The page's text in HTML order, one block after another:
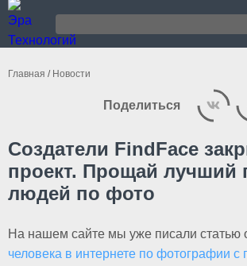
Главная / Новости
Создатели FindFace
проект. Прощай лучший
людей по фото
На нашем сайте мы уже писали статью
человека в интернете по фотографии
Поделиться